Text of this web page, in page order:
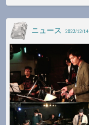
ニュース 2022/12/14